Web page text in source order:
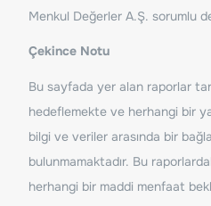
Menkul Değerler A.Ş. sorumlu
Çekince Notu
Bu sayfada yer alan raporlar
hedeflemekte ve herhangi bir
bilgi ve veriler arasında bir
bulunmamaktadır. Bu
herhangi bir maddi menfaat